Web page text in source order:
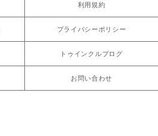
利用規約
プライバシーポリシー
トゥインクルブログ
お問い合わせ